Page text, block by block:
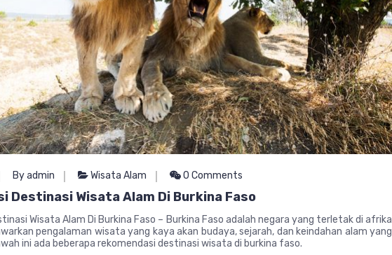
By admin Wisata Alam 0 Comments
Destinasi Wisata Alam Di Burkina Faso
Wisata Alam Di Burkina Faso – Burkina Faso adalah negara yang terletak di afrika
pengalaman wisata yang kaya akan budaya, sejarah, dan keindahan alam yang
ini ada beberapa rekomendasi destinasi wisata di burkina faso.